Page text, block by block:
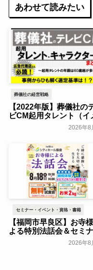
あわせて読みたい
葬儀社の経営戦略
【2022年版】葬儀社の
ビCM起用タレント（イ
ジキャラクター）まとめ
2026年8
セミナー・イベント・資格・書籍
【福岡市早良区】お寺
よる特別法話会＆セミ
特典「無料試食会」を8
18日(月)にシティホール
2026年8